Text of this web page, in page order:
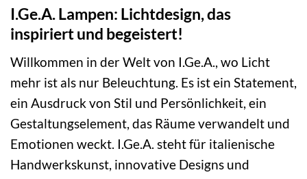
I.Ge.A. Lampen: Lichtdesign, das
inspiriert und begeistert!
Willkommen in der Welt von I.Ge.A., wo Licht
mehr ist als nur Beleuchtung. Es ist ein Statement,
ein Ausdruck von Stil und Persönlichkeit, ein
Gestaltungselement, das Räume verwandelt und
Emotionen weckt. I.Ge.A. steht für italienische
Handwerkskunst, innovative Designs und